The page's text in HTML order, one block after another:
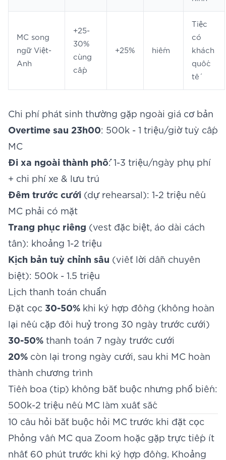
MC song
ngữ Việt-
Anh
+25-
30%
cùng
cấp
+25% hiếm
Tiệc
có
khách
quốc
tế
Chi phí phát sinh thường gặp ngoài giá cơ bản
Overtime sau 23h00: 500k - 1 triệu/giờ tuỳ cấp
MC
Đi xa ngoài thành phố: 1-3 triệu/ngày phụ phí
+ chi phí xe & lưu trú
Đêm trước cưới (dự rehearsal): 1-2 triệu nếu
MC phải có mặt
Trang phục riêng (vest đặc biệt, áo dài cách
tân): khoảng 1-2 triệu
Kịch bản tuỳ chỉnh sâu (viết lời dẫn chuyên
biệt): 500k - 1.5 triệu
Lịch thanh toán chuẩn
Đặt cọc 30-50% khi ký hợp đồng (không hoàn
lại nếu cặp đôi huỷ trong 30 ngày trước cưới)
30-50% thanh toán 7 ngày trước cưới
20% còn lại trong ngày cưới, sau khi MC hoàn
thành chương trình
Tiền boa (tip) không bắt buộc nhưng phổ biến:
500k-2 triệu nếu MC làm xuất sắc
10 câu hỏi bắt buộc hỏi MC trước khi đặt cọc
Phỏng vấn MC qua Zoom hoặc gặp trực tiếp ít
nhất 60 phút trước khi ký hợp đồng. Khoảng